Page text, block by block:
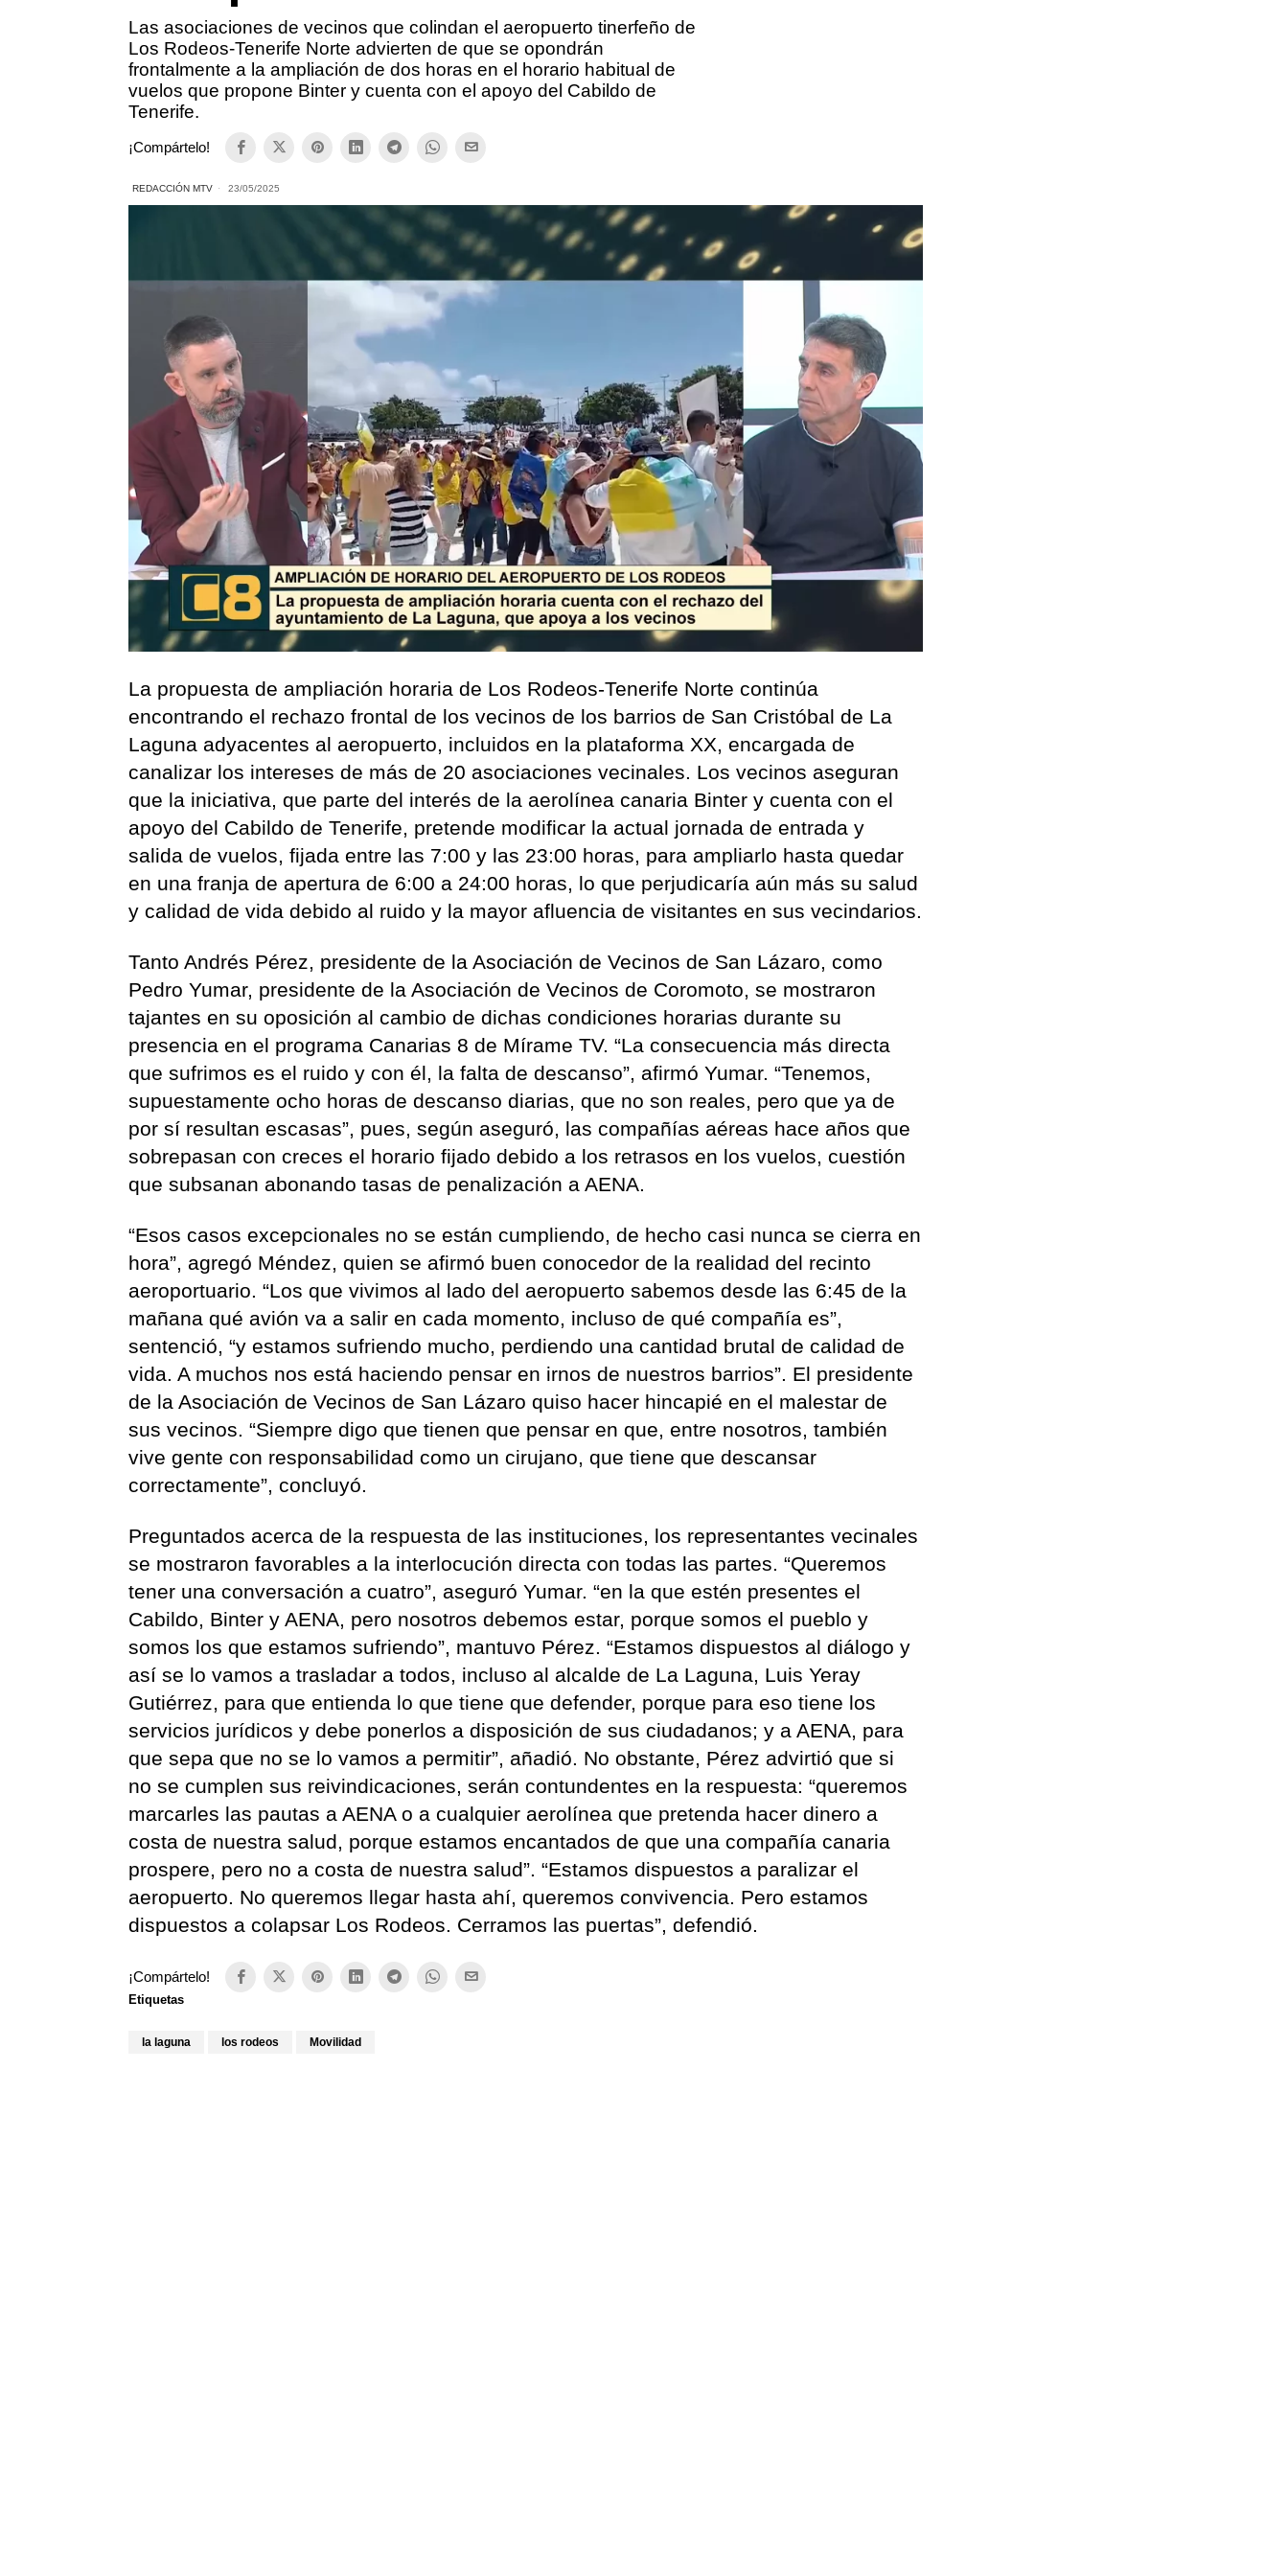
Las asociaciones de vecinos que colindan el aeropuerto tinerfeño de
Los Rodeos-Tenerife Norte advierten de que se opondrán
frontalmente a la ampliación de dos horas en el horario habitual de
vuelos que propone Binter y cuenta con el apoyo del Cabildo de
Tenerife.
¡Compártelo!
REDACCIÓN MTV 23/05/2025
La propuesta de ampliación horaria de Los Rodeos-Tenerife Norte continúa
encontrando el rechazo frontal de los vecinos de los barrios de San Cristóbal de La
Laguna adyacentes al aeropuerto, incluidos en la plataforma XX, encargada de
canalizar los intereses de más de 20 asociaciones vecinales. Los vecinos aseguran
que la iniciativa, que parte del interés de la aerolínea canaria Binter y cuenta con el
apoyo del Cabildo de Tenerife, pretende modificar la actual jornada de entrada y
salida de vuelos, fijada entre las 7:00 y las 23:00 horas, para ampliarlo hasta quedar
en una franja de apertura de 6:00 a 24:00 horas, lo que perjudicaría aún más su salud
y calidad de vida debido al ruido y la mayor afluencia de visitantes en sus vecindarios.
Tanto Andrés Pérez, presidente de la Asociación de Vecinos de San Lázaro, como
Pedro Yumar, presidente de la Asociación de Vecinos de Coromoto, se mostraron
tajantes en su oposición al cambio de dichas condiciones horarias durante su
presencia en el programa Canarias 8 de Mírame TV. “La consecuencia más directa
que sufrimos es el ruido y con él, la falta de descanso”, afirmó Yumar. “Tenemos,
supuestamente ocho horas de descanso diarias, que no son reales, pero que ya de
por sí resultan escasas”, pues, según aseguró, las compañías aéreas hace años que
sobrepasan con creces el horario fijado debido a los retrasos en los vuelos, cuestión
que subsanan abonando tasas de penalización a AENA.
“Esos casos excepcionales no se están cumpliendo, de hecho casi nunca se cierra en
hora”, agregó Méndez, quien se afirmó buen conocedor de la realidad del recinto
aeroportuario. “Los que vivimos al lado del aeropuerto sabemos desde las 6:45 de la
mañana qué avión va a salir en cada momento, incluso de qué compañía es”,
sentenció, “y estamos sufriendo mucho, perdiendo una cantidad brutal de calidad de
vida. A muchos nos está haciendo pensar en irnos de nuestros barrios”. El presidente
de la Asociación de Vecinos de San Lázaro quiso hacer hincapié en el malestar de
sus vecinos. “Siempre digo que tienen que pensar en que, entre nosotros, también
vive gente con responsabilidad como un cirujano, que tiene que descansar
correctamente”, concluyó.
Preguntados acerca de la respuesta de las instituciones, los representantes vecinales
se mostraron favorables a la interlocución directa con todas las partes. “Queremos
tener una conversación a cuatro”, aseguró Yumar. “en la que estén presentes el
Cabildo, Binter y AENA, pero nosotros debemos estar, porque somos el pueblo y
somos los que estamos sufriendo”, mantuvo Pérez. “Estamos dispuestos al diálogo y
así se lo vamos a trasladar a todos, incluso al alcalde de La Laguna, Luis Yeray
Gutiérrez, para que entienda lo que tiene que defender, porque para eso tiene los
servicios jurídicos y debe ponerlos a disposición de sus ciudadanos; y a AENA, para
que sepa que no se lo vamos a permitir”, añadió. No obstante, Pérez advirtió que si
no se cumplen sus reivindicaciones, serán contundentes en la respuesta: “queremos
marcarles las pautas a AENA o a cualquier aerolínea que pretenda hacer dinero a
costa de nuestra salud, porque estamos encantados de que una compañía canaria
prospere, pero no a costa de nuestra salud”. “Estamos dispuestos a paralizar el
aeropuerto. No queremos llegar hasta ahí, queremos convivencia. Pero estamos
dispuestos a colapsar Los Rodeos. Cerramos las puertas”, defendió.
¡Compártelo!
Etiquetas
la laguna los rodeos Movilidad